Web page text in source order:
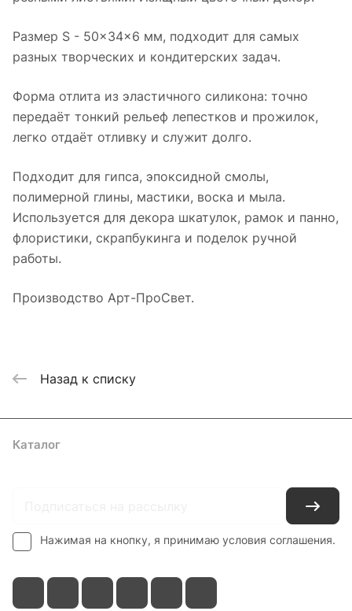
Размер S - 50×34×6 мм, подходит для самых
разных творческих и кондитерских задач.
Форма отлита из эластичного силикона: точно
передаёт тонкий рельеф лепестков и прожилок,
легко отдаёт отливку и служит долго.
Подходит для гипса, эпоксидной смолы,
полимерной глины, мастики, воска и мыла.
Используется для декора шкатулок, рамок и панно,
флористики, скрапбукинга и поделок ручной
работы.
Производство Арт-ПроСвет.
Назад к списку
Каталог
Нажимая на кнопку, я принимаю условия соглашения.